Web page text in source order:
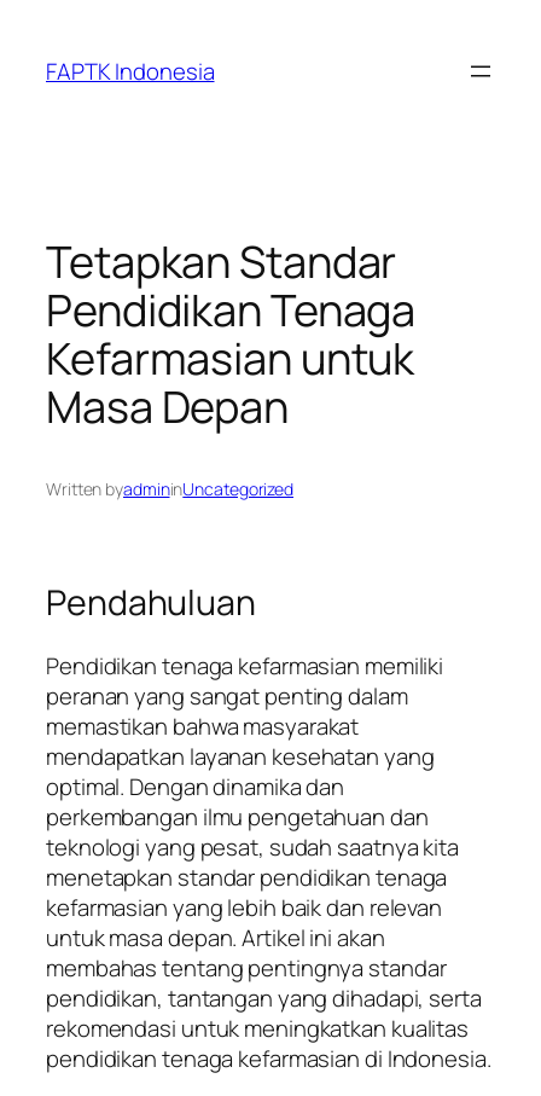
content
FAPTK Indonesia
Tetapkan Standar
Pendidikan Tenaga
Kefarmasian untuk
Masa Depan
Written byadmininUncategorized
Pendahuluan
Pendidikan tenaga kefarmasian memiliki
peranan yang sangat penting dalam
memastikan bahwa masyarakat
mendapatkan layanan kesehatan yang
optimal. Dengan dinamika dan
perkembangan ilmu pengetahuan dan
teknologi yang pesat, sudah saatnya kita
menetapkan standar pendidikan tenaga
kefarmasian yang lebih baik dan relevan
untuk masa depan. Artikel ini akan
membahas tentang pentingnya standar
pendidikan, tantangan yang dihadapi, serta
rekomendasi untuk meningkatkan kualitas
pendidikan tenaga kefarmasian di Indonesia.